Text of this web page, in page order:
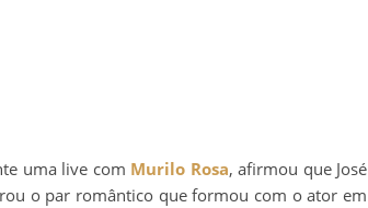
uma live com Murilo Rosa, afirmou que José
o par romântico que formou com o ator em